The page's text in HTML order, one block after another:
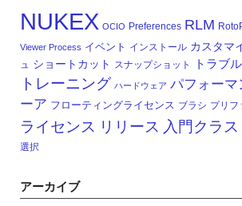
NUKEX OCIO Preferences RLM
Viewer Process イベント インストール カスタマ
ュ ショートカット スナップショット トラブ
トレーニング ハードウェア パフォーマ
ーア フローティングライセンス ブラシ プリフ
ライセンス リリース 入門クラス
選択
アーカイブ